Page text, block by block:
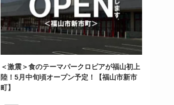
＜激震＞食のテーマパークロピアが福山初上
陸！5月中旬頃オープン予定！【福山市新市
町】